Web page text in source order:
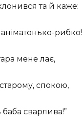
та й каже:
рибко!
мене лає,
спокою,
баба сварлива!”